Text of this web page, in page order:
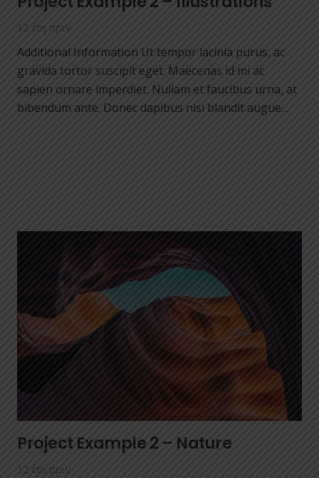
12 έτη πριν
Additional Information Ut tempor lacinia purus, ac
gravida tortor suscipit eget. Maecenas id mi ac
sapien ornare imperdiet. Nullam et faucibus urna, at
bibendum ante. Donec dapibus nisi blandit augue…
Project Example 2 – Nature
12 έτη πριν